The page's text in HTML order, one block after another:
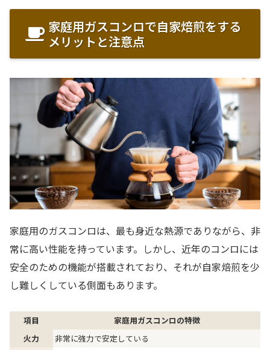
家庭用ガスコンロで自家焙煎をする
メリットと注意点
家庭用のガスコンロは、最も身近な熱源でありながら、非
常に高い性能を持っています。しかし、近年のコンロには
安全のための機能が搭載されており、それが自家焙煎を少
し難しくしている側面もあります。
項目
家庭用ガスコンロの特徴
火力
非常に強力で安定している